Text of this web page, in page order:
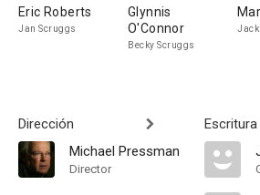
Eric Roberts
Jan Scruggs
Glynnis
O'Connor
Becky Scruggs
Jack
Dirección
Michael Pressman
Director
Escritura